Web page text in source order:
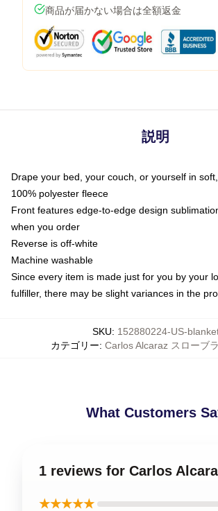
商品が届かない場合は全額返金
説明
Drape your bed, your couch, or yourself in
100% polyester fleece
Front features edge-to-edge design
when you order
Reverse is off-white
Machine washable
Since every item is made just for you by your
fulfiller, there may be slight variances in the
SKU: 152880224-US-
カテゴリー: Carlos Alcaraz スローブ
What Customers
1 reviews for Carlos
★★★★★